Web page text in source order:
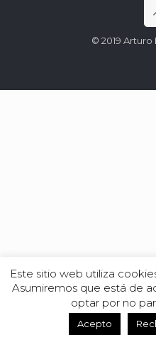
© 2019 Arturo
Este sitio web utiliza
Asumiremos que está de
optar por no
Acepto